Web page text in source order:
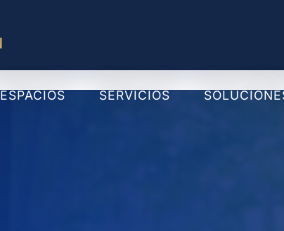
ESPACIOS SERVICIOS